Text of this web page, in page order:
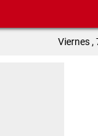
Viernes ,